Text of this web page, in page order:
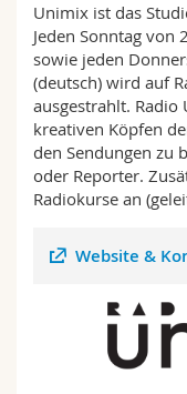
Unimix ist das
Jeden Sonntag von
sowie jeden
(deutsch) wird auf
ausgestrahlt.
kreativen Köpfen
den Sendungen zu
oder Reporter.
Radiokurse an
Website &